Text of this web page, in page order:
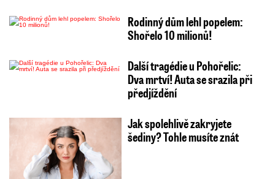
Rodinný dům lehl popelem:
Shořelo 10 milionů!
Další tragédie u Pohořelic:
Dva mrtví! Auta se srazila při
předjíždění
Jak spolehlivě zakryjete
šediny? Tohle musíte znát